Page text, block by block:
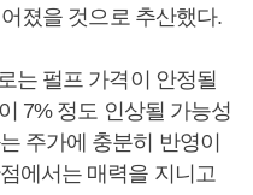
졌을 것으로 추산했다.
는 펄프 가격이 안정될
7% 정도 인상될 가능성
주가에 충분히 반영이
에서는 매력을 지니고